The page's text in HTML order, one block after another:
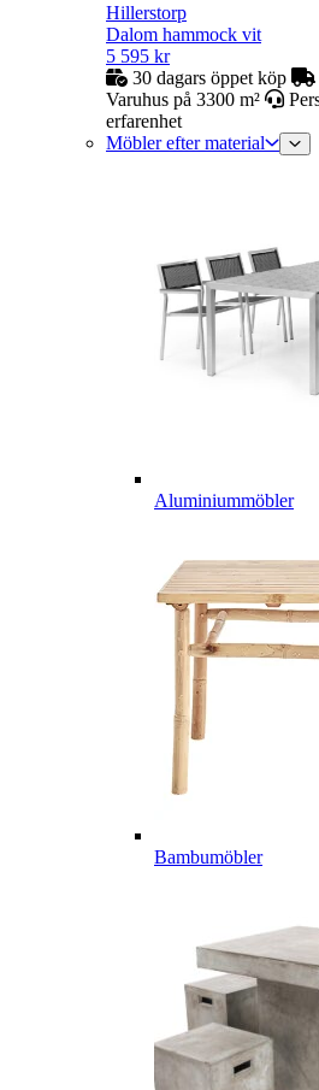
Hillerstorp
Dalom hammock vit
5 595 kr
30 dagars öppet köp
Varuhus på 3300 m²
erfarenhet
Möbler efter material
Aluminiummöbler
Bambumöbler